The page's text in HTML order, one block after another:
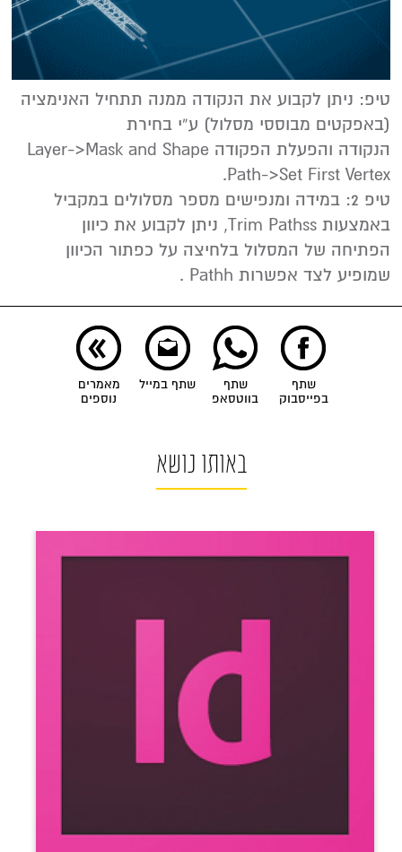
טיפ: ניתן לקבוע את הנקודה ממנה תתחיל האנימציה
(באפקטים מבוססי מסלול) ע”י בחירת
הנקודה והפעלת הפקודה Layer->Mask and Shape
Path->Set First Vertex.
טיפ 2: במידה ומנפישים מספר מסלולים במקביל
באמצעות Trim Pathss, ניתן לקבוע את כיוון
הפתיחה של המסלול בלחיצה על כפתור הכיוון
שמופיע לצד אפשרות Pathh .
שתף
בפייסבוק
שתף
בווטסאפ
שתף במייל
מאמרים
נוספים
באותו נושא